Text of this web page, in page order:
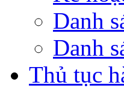
Danh
Danh
Thủ tục